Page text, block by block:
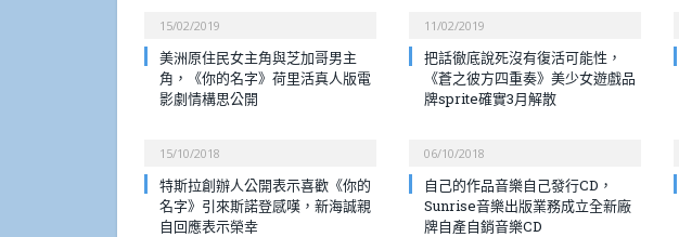
15/02/2019
美洲原住民女主角與芝加哥男主
角，《你的名字》荷里活真人版電
影劇情構思公開
11/02/2019
把話徹底說死沒有復活可能性，
《蒼之彼方四重奏》美少女遊戲品
牌sprite確實3月解散
15/10/2018
特斯拉創辦人公開表示喜歡《你的
名字》引來斯諾登感嘆，新海誠親
自回應表示榮幸
06/10/2018
自己的作品音樂自己發行CD，
Sunrise音樂出版業務成立全新廠
牌自產自銷音樂CD